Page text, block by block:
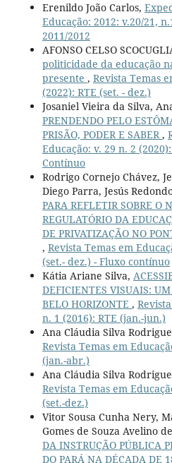
Erenildo João Carlos,
Educação: 2012: v.20/21,
2011/2012
AFONSO CELSO
politicidade da educação
presente , Revista Temas
(2022): RTE (set. - dez.)
Josaniel Vieira da Silva,
PRENDENDO PELO
PRISÃO, PODER E SABER,
Educação: v. 29 n. 2
Contínuo
Rodrigo Cornejo Chávez,
Diego Parra, Jesús
PARA REFLETIR SOBRE O
REGULATÓRIO DA
DE PRIVATIZAÇÃO NO
, Revista Temas em
(set.- dez.) - Fluxo contínuo
Kátia Ariane Silva,
DEFICIENTES VISUAIS:
BELO HORIZONTE ,
n. 1 (2016): RTE (jan.-jun.)
Ana Cláudia Silva
Revista Temas em
(jan.-abr.)
Ana Cláudia Silva
Revista Temas em
(set.-dez.)
Vitor Sousa Cunha Nery,
Gomes de Souza Avelino
DA INSTRUÇÃO PÚBLICA
DO PARÁ NA DÉCADA DE